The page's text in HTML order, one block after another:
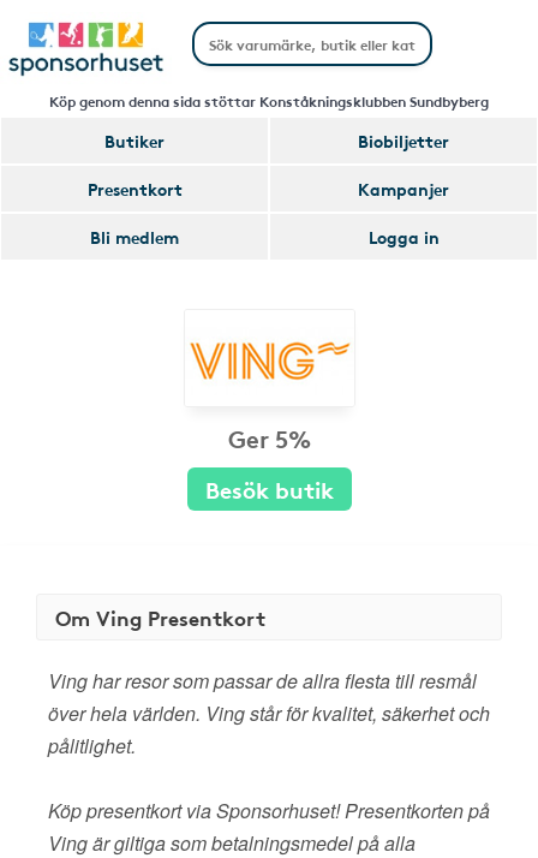
Köp genom denna sida stöttar Konståkningsklubben Sundbyberg
Butiker
Biobiljetter
Presentkort
Kampanjer
Bli medlem
Logga in
Ger 5%
Besök butik
Om Ving Presentkort
Ving har resor som passar de allra flesta till resmål
över hela världen. Ving står för kvalitet, säkerhet och
pålitlighet.
Köp presentkort via Sponsorhuset! Presentkorten på
Ving är giltiga som betalningsmedel på alla